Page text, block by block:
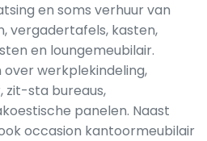
en soms verhuur van
vergadertafels, kasten,
en loungemeubilair.
werkplekindeling,
zit-sta bureaus,
panelen. Naast
occasion kantoormeubilair